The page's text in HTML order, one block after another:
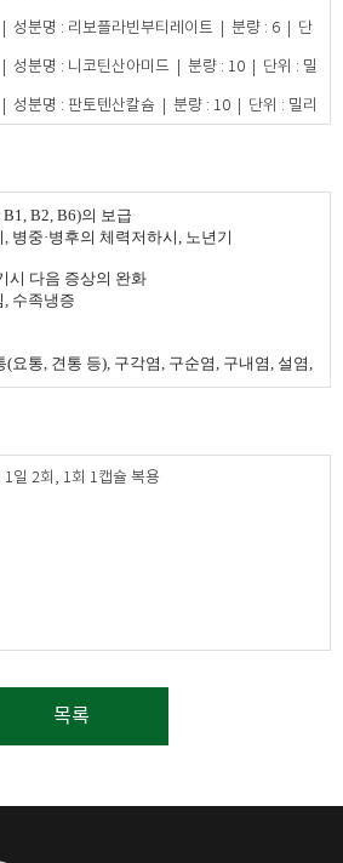
성분명 : 리보플라빈부티레이트 | 분량 : 6 | 단
성분명 : 니코틴산아미드 | 분량 : 10 | 단위 : 밀
성분명 : 판토텐산칼슘 | 분량 : 10 | 단위 : 밀리
성분명 : 시아노코발라민 | 분량 : 30 | 단위 : 마
성분명 : 토코페롤아세테이트 | 분량 : 50 | 단
분정보 : 비타민E로서 50IU
1호, 팜유, 에틸바닐린, 농글리세린, 레시틴,
B2, B6)의 보급
, 병중·병후의 체력저하시, 노년기
시 다음 증상의 완화
, 수족냉증
요통, 견통 등), 구각염, 구순염, 구내염, 설염,
1일 2회, 1회 1캡슐 복용
목록